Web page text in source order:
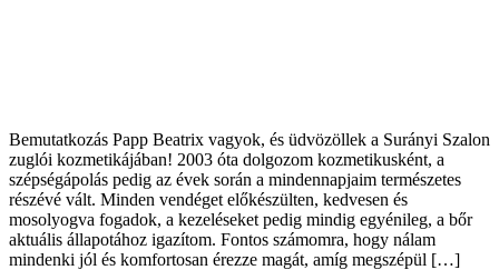
Bemutatkozás Papp Beatrix vagyok, és üdvözöllek a Surányi Szalon
zuglói kozmetikájában! 2003 óta dolgozom kozmetikusként, a
szépségápolás pedig az évek során a mindennapjaim természetes
részévé vált. Minden vendéget előkészülten, kedvesen és
mosolyogva fogadok, a kezeléseket pedig mindig egyénileg, a bőr
aktuális állapotához igazítom. Fontos számomra, hogy nálam
mindenki jól és komfortosan érezze magát, amíg megszépül […]